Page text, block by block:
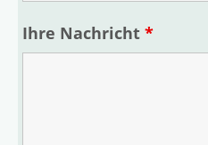
Ihre Nachricht *